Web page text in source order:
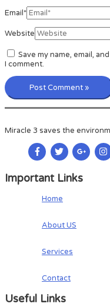
Email*
Website
Save my name, email,
I comment.
Miracle 3 saves the
Important Links
Home
About US
Services
Contact
Useful Links